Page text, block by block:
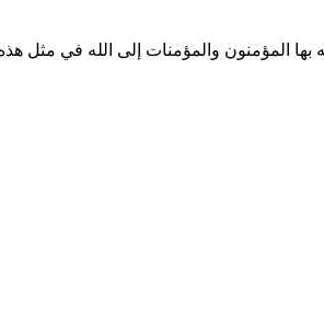
المؤمنون والمؤمنات إلى الله في مثل هذه